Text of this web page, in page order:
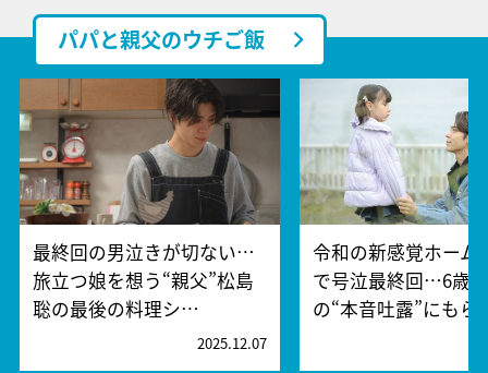
パパと親父のウチご飯
最終回の男泣きが切ない…
旅立つ娘を想う“親父”松島
聡の最後の料理シ…
2025.12.07
令和の新感覚ホーム
で号泣最終回…6歳
の“本音吐露”にも